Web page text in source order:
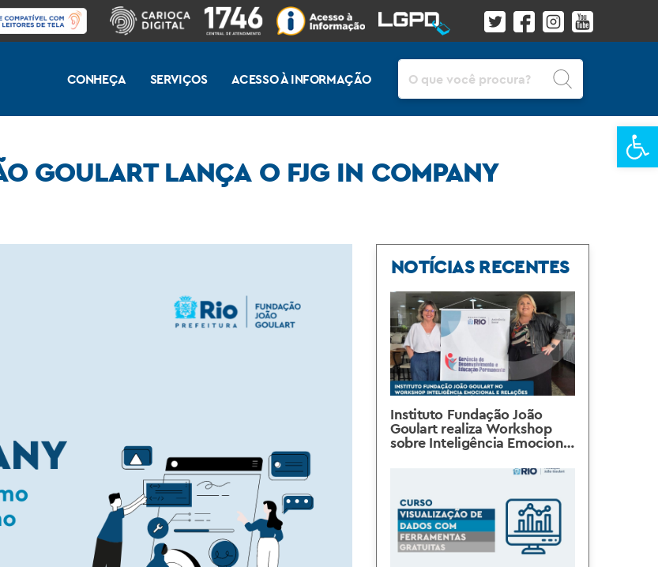
CONHEÇA SERVIÇOS ACESSO À INFORMAÇÃO
GOULART LANÇA O FJG IN COMPANY
NOTÍCIAS RECENTES
Instituto Fundação João
Goulart realiza Workshop
sobre Inteligência Emocional